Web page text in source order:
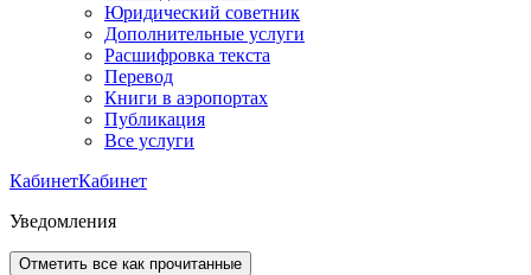
Юридический советник
Дополнительные услуги
Расшифровка текста
Перевод
Книги в аэропортах
Публикация
Все услуги
КабинетКабинет
Уведомления
Отметить все как прочитанные